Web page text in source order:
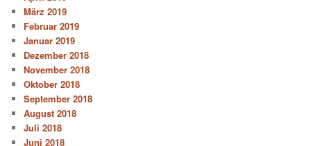
März 2019
Februar 2019
Januar 2019
Dezember 2018
November 2018
Oktober 2018
September 2018
August 2018
Juli 2018
Juni 2018